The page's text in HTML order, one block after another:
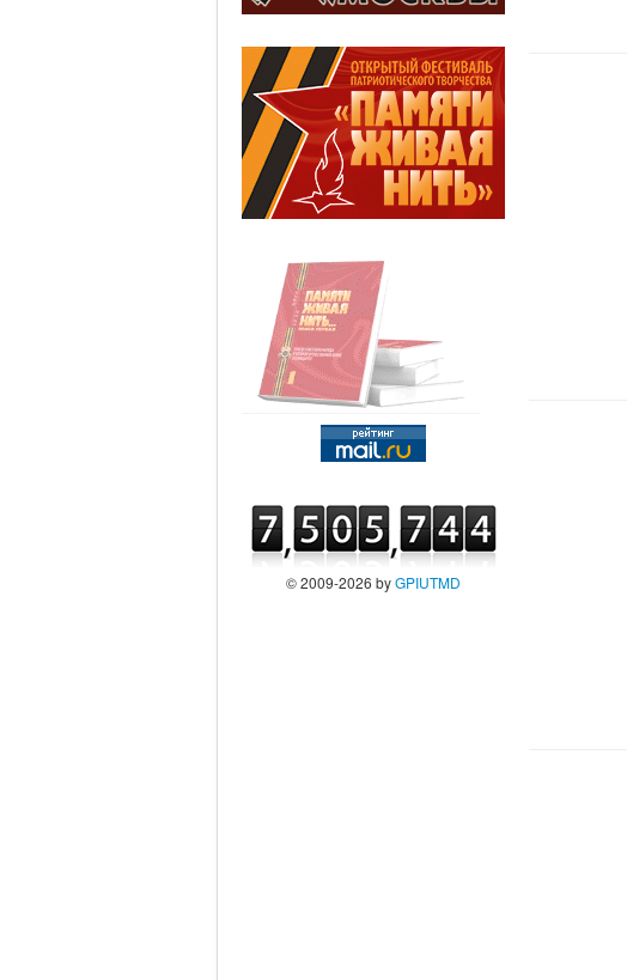
© 2009-2026 byGPIUTMD